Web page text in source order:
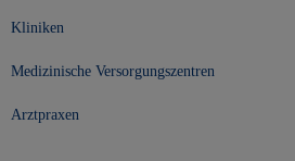
Kliniken
Medizinische Versorgungszentren
Arztpraxen